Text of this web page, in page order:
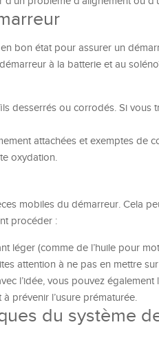
bon état pour assurer un
à la batterie et au
desserrés ou corrodés. Si vous
attachées et exemptes de
oxydation.
mobiles du démarreur. Cela
procéder :
léger (comme de l’huile pour
attention à ne pas en mettre
l’idée, vous pouvez
prévenir l’usure prématurée.
du système